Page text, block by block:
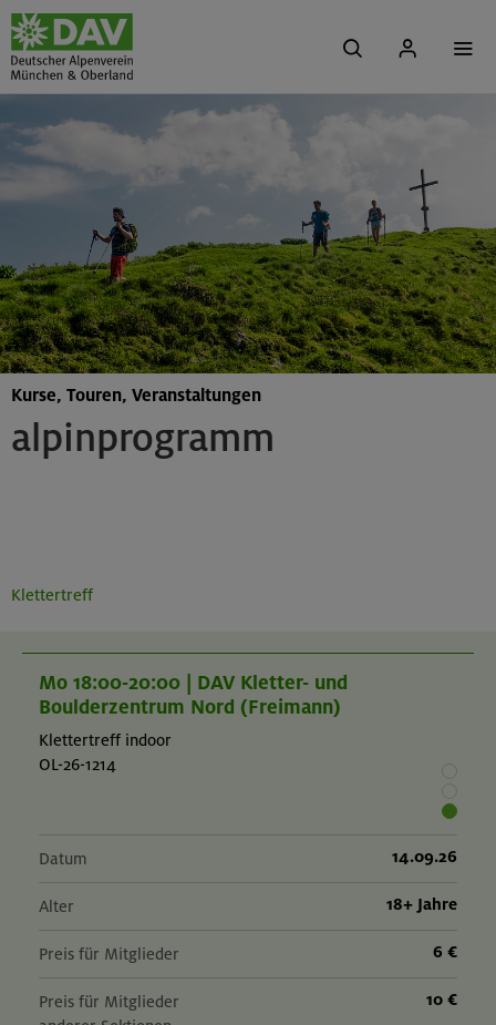
alpinprogramm
Kurse, Touren, Veranstaltungen
Klettertreff
Mo 18:00-20:00 | DAV Kletter- und
Boulderzentrum Nord (Freimann)
Klettertreff indoor
OL-26-1214
Datum 14.09.26
Alter 18+ Jahre
Preis für Mitglieder 6 €
Preis für Mitglieder
10 €